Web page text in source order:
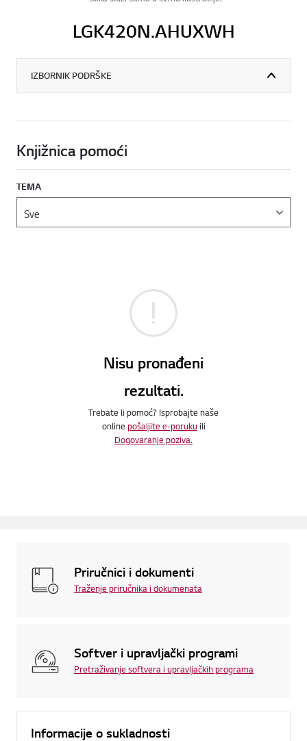
LGK420N.AHUXWH
IZBORNIK PODRŠKE
Knjižnica pomoći
TEMA
Nisu pronađeni
rezultati.
Trebate li pomoć? Isprobajte naše
online pošaljite e-porukuili
Dogovaranje poziva.
Priručnici i dokumenti
Traženje priručnika i dokumenata
Softver i upravljački programi
Pretraživanje softvera i upravljačkih programa
Informacije o sukladnosti